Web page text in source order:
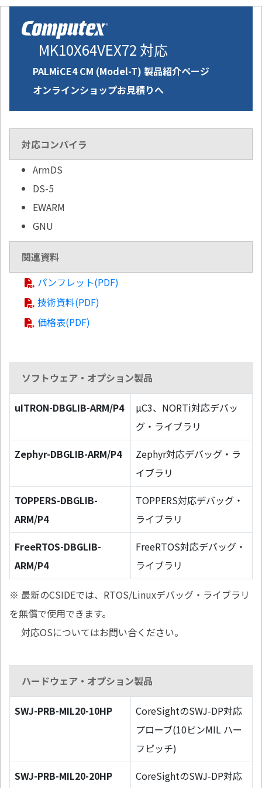
MK10X64VEX72 対応
PALMiCE4 CM (Model-T) 製品紹介ページ
オンラインショップお見積りへ
対応コンパイラ
ArmDS
DS-5
EWARM
GNU
関連資料
パンフレット(PDF)
技術資料(PDF)
価格表(PDF)
ソフトウェア・オプション製品
uITRON-DBGLIB-ARM/P4
µC3、NORTi対応デバッ
グ・ライブラリ
Zephyr-DBGLIB-ARM/P4
Zephyr対応デバッグ・ラ
イブラリ
TOPPERS-DBGLIB-
ARM/P4
TOPPERS対応デバッグ・
ライブラリ
FreeRTOS-DBGLIB-
ARM/P4
FreeRTOS対応デバッグ・
ライブラリ
※ 最新のCSIDEでは、RTOS/Linuxデバッグ・ライブラリ
を無償で使用できます。
対応OSについてはお問い合ください。
ハードウェア・オプション製品
SWJ-PRB-MIL20-10HP
CoreSightのSWJ-DP対応
プローブ(10ピンMIL ハー
フピッチ)
SWJ-PRB-MIL20-20HP
CoreSightのSWJ-DP対応